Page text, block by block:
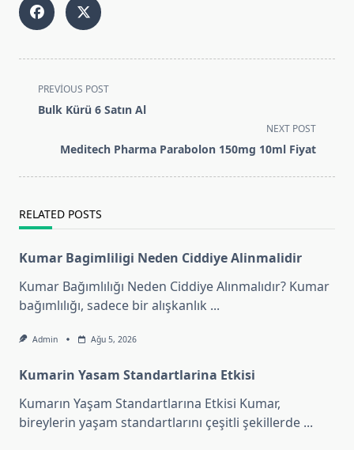
<span
class="nav-
screen-
text">Page</span>
PREVIOUS POST
Bulk Kürü 6 Satın Al
NEXT POST
Medi̇tech Pharma Parabolon 150mg 10ml Fiyat
RELATED POSTS
Kumar Bagimliligi Neden Ciddiye Alinmalidir
Kumar Bağımlılığı Neden Ciddiye Alınmalıdır? Kumar
bağımlılığı, sadece bir alışkanlık ...
Admin Ağu 5, 2026
Kumarin Yasam Standartlarina Etkisi
Kumarın Yaşam Standartlarına Etkisi Kumar,
bireylerin yaşam standartlarını çeşitli şekillerde ...